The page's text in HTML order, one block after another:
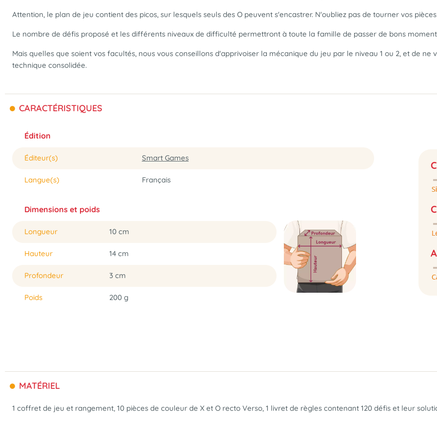
Attention, le plan de jeu contient des picos, sur lesquels seuls des O peuvent s'encastrer. N'oubliez pas de tourner vos
Le nombre de défis proposé et les différents niveaux de difficulté permettront à toute la famille de passer de bons
Mais quelles que soient vos facultés, nous vous conseillons d'apprivoiser la mécanique du jeu par le niveau 1 ou 2, et de
technique consolidée.
CARACTÉRISTIQUES
Édition
Éditeur(s) Smart Games
Langue(s) Français
Dimensions et poids
Longueur 10 cm
Hauteur 14 cm
Profondeur 3 cm
Poids 200 g
MATÉRIEL
1 coffret de jeu et rangement, 10 pièces de couleur de X et O recto Verso, 1 livret de règles contenant 120 défis et leur